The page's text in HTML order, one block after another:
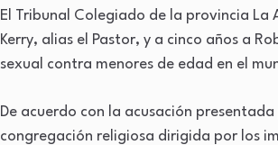
El Tribunal Colegiado de la provincia La
Kerry, alias el Pastor, y a cinco años a
sexual contra menores de edad en el
De acuerdo con la acusación
congregación religiosa dirigida por los